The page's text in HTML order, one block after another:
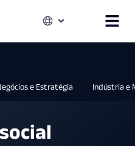
e Estratégia Indústria e